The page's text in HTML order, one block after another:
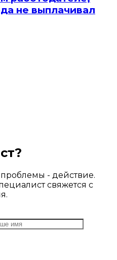
не выплачивал
- действие.
свяжется с